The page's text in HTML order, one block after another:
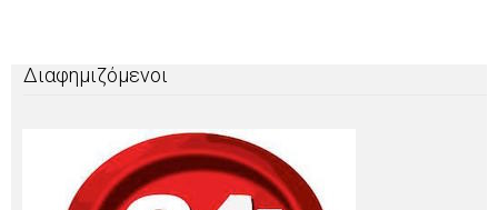
Διαφημιζόμενοι